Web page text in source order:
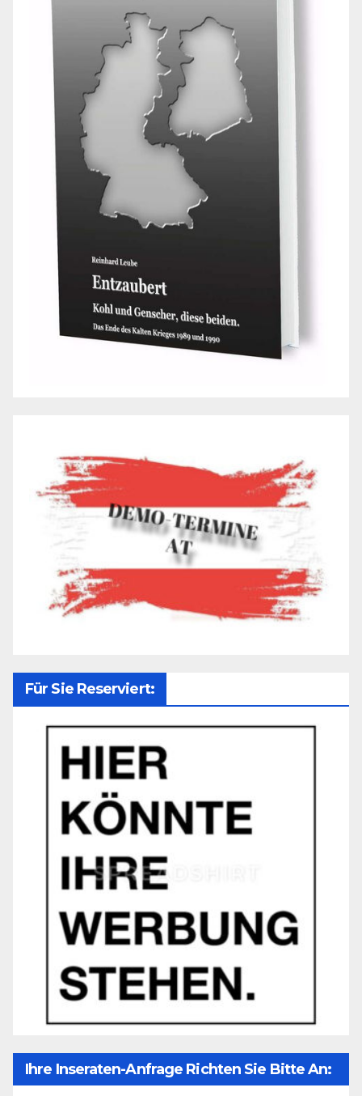
Für Sie Reserviert:
Ihre Inseraten-Anfrage Richten Sie Bitte An: